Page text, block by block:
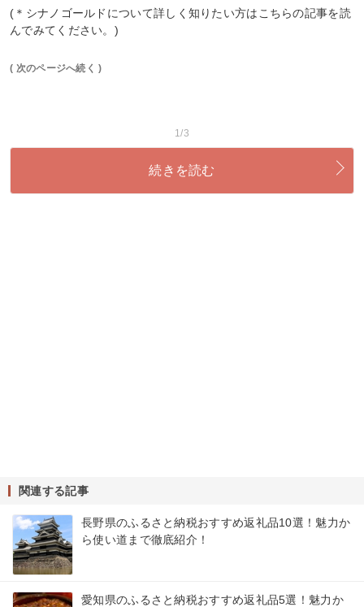
(＊シナノゴールドについて詳しく知りたい方はこちらの記事を読
んでみてください。)
( 次のページへ続く )
1/3
続きを読む
関連する記事
長野県のふるさと納税おすすめ返礼品10選！魅力か
ら使い道まで徹底紹介！
愛知県のふるさと納税おすすめ返礼品5選！魅力か